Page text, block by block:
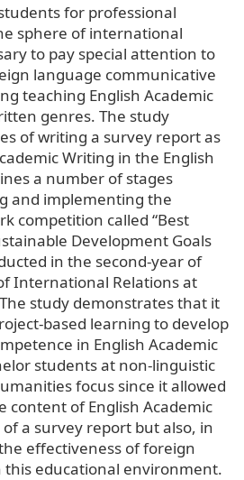
for professional
sphere of international
to pay special attention to
language communicative
teaching English Academic
genres. The study
of writing a survey report as
Writing in the English
a number of stages
and implementing the
competition called “Best
Development Goals
in the second-year of
International Relations at
study demonstrates that it
based learning to develop
in English Academic
students at non-linguistic
focus since it allowed
content of English Academic
a survey report but also, in
effectiveness of foreign
educational environment.